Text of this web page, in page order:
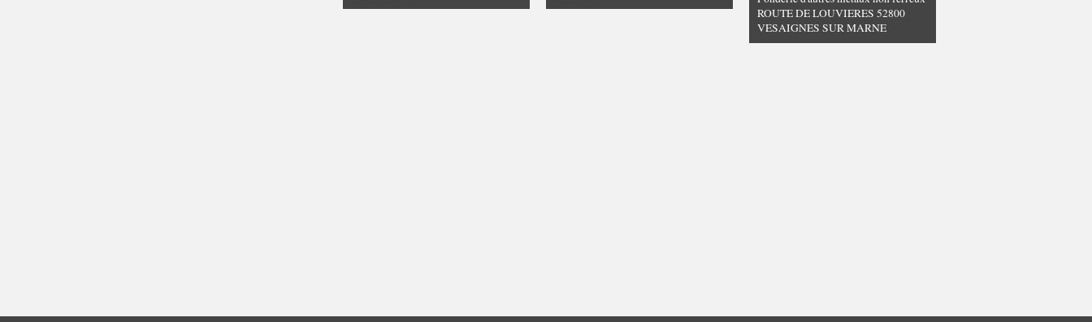
ROUTE DE LOUVIERES 52800
VESAIGNES SUR MARNE